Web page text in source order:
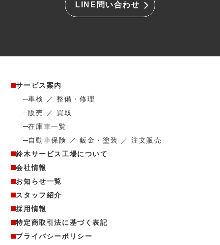
LINE問い合わせ
サービス案内
車検 ／ 整備・修理
販売 ／ 買取
在庫車一覧
自動車保険 ／ 鈑金・塗装 ／ 注文販売
鈴木サービス工場について
会社情報
お知らせ一覧
スタッフ紹介
採用情報
特定商取引法に基づく表記
プライバシーポリシー